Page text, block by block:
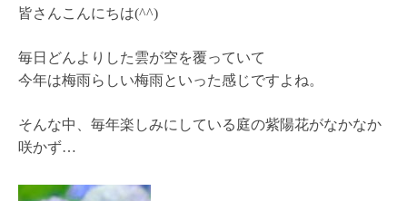
皆さんこんにちは(^^)
毎日どんよりした雲が空を覆っていて
今年は梅雨らしい梅雨といった感じですよね。
そんな中、毎年楽しみにしている庭の紫陽花がなかなか
咲かず…